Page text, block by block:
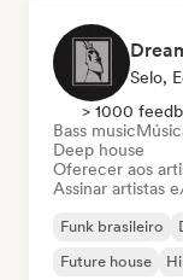
Selo,
> 1000
Bass music
Deep house
Oferecer aos
Assinar artistas
Funk brasileiro
Future house